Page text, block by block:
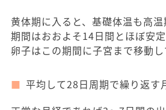
黄体期に入ると、基礎体温も高
期間はおおよそ14日間とほぼ安
卵子はこの期間に子宮まで移動し
平均して28日周期で繰り返す